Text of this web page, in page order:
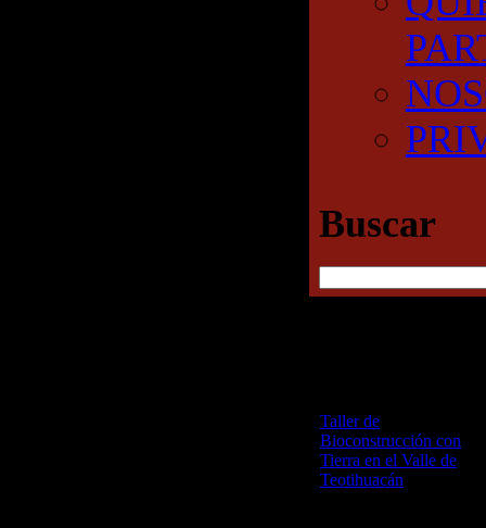
Buscar
Taller de
Bioconstrucción con
Tierra en el Valle de
Teotihuacán